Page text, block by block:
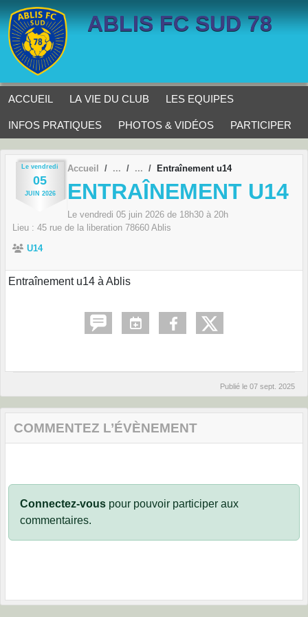
ABLIS FC SUD 78
ACCUEIL LA VIE DU CLUB LES EQUIPES
INFOS PRATIQUES PHOTOS & VIDÉOS PARTICIPER
Le vendredi
05
JUIN 2026
Accueil Entraînement u14
ENTRAÎNEMENT U14
Le vendredi 05 juin 2026 de 18h30 à 20h
Lieu : 45 rue de la liberation 78660 Ablis
U14
Entraînement u14 à Ablis
Publié le 07 sept. 2025
COMMENTEZ L’ÉVÈNEMENT
Connectez-vous pour pouvoir participer aux
commentaires.
Panneau de gestion des cookies